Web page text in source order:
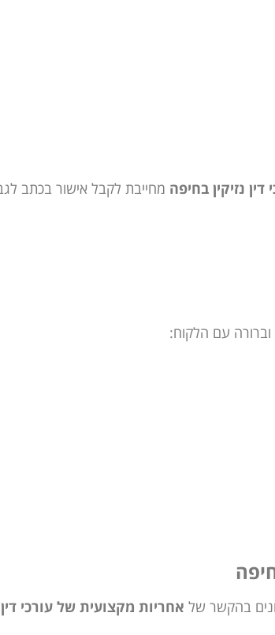
נזיקין בחיפה מחייבת לקבל אישור בכתב
עם הלקוח:
בהקשר של אחריות מקצועית של עורכי דין